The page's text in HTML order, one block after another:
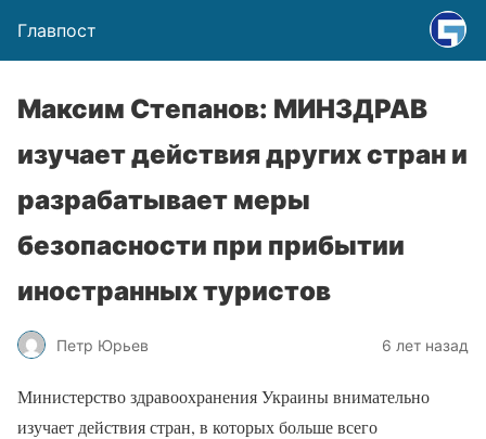
Главпост
Максим Степанов: МИНЗДРАВ
изучает действия других стран и
разрабатывает меры
безопасности при прибытии
иностранных туристов
Петр Юрьев 6 лет назад
Министерство здравоохранения Украины внимательно
изучает действия стран, в которых больше всего